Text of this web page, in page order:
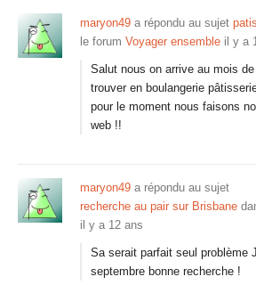
maryon49 a répondu au sujet
le forum Voyager ensemble il y a
Salut nous on arrive au mois
trouver en boulangerie
pour le moment nous faisons
web !!
maryon49 a répondu au sujet
recherche au pair sur Brisbane
il y a 12 ans
Sa serait parfait seul problème
septembre bonne recherche !